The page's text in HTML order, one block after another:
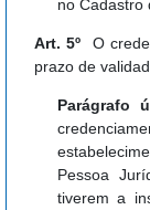
no Cadastro
Art. 5º O
prazo de
Parágrafo
Pessoa
tiverem a